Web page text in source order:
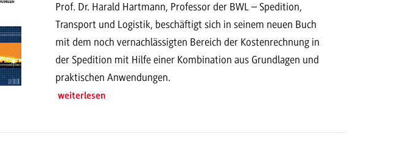
Prof. Dr. Harald Hartmann, Professor der BWL – Spedition,
Transport und Logistik, beschäftigt sich in seinem neuen Buch
mit dem noch vernachlässigten Bereich der Kostenrechnung in
der Spedition mit Hilfe einer Kombination aus Grundlagen und
praktischen Anwendungen.
weiterlesen